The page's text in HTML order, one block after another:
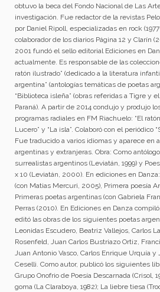
obtuvo la beca del Fondo Nacional de Las
investigación. Fue redactor de la revistas
por Daniel Ripoll, especializadas en rock
colaborador de los diarios Página 12 y Clarín
2001 fundó el sello editorial Ediciones en
actualmente. Es responsable de las
ratón ilustrado” (dedicado a la literatura
argentina” (antologías temáticas de poetas
“Biblioteca isleña” (obras referidas a Tigre y
Paraná). A partir de 2014 condujo y produjo
programas radiales en FM Riachuelo: “El
Lucero” y “La isla”. Colaboró con el periódico
Fue traducido a varios idiomas y aparece en
argentinas y extranjeras. Obra: Como
surrealistas argentinos (Leviatán, 1999) y
x 10 (Leviatán, 2000). En ediciones en
(con Matias Mercuri, 2005), Primera poesía
Primeras poetas argentinas (con Gabriela
Perras (2010). En Ediciones en Danza
editó las obras de los siguientes poetas
Leonidas Escudero, Beatriz Vallejos, Carlos
Rosenfeld, Juan Carlos Bustriazo Ortiz,
Juan Antonio Vasco, Carlos Enrique Urquía y
Ceselli. Como autor, publicó los siguientes
Grupo Onofrio de Poesía Descarnada (Crisol,
goma (La Claraboya, 1982); La liebre tiesa